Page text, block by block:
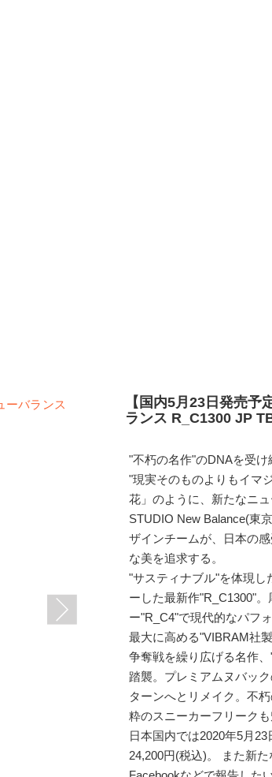
【国内5月23日発売
ランス R_C1300 JP
"不朽の名作"のDNAを受け
"現実そのものよりもイマ
花」のように、新たなニ
STUDIO New Balance(東
ザインチームが、日本の
な美を追求する。
"サスティナブル"を体現し
ーした最新作"R_C1300"
ー"R_C4"で現代的なパフ
最大に高める"VIBRAM社
争奪戦を繰り広げる名作
踏襲。プレミアムヌバッ
ターンへとリメイク。不
粋のスニーカーフリークも
日本国内では2020年5月
24,200円(税込)。 また新